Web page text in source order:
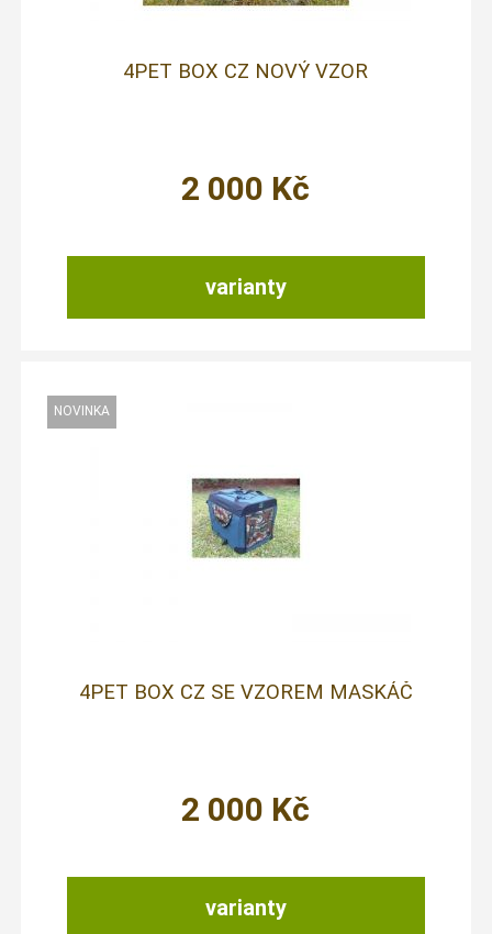
4PET BOX CZ NOVÝ VZOR
varianty
2 000 Kč
4PET BOX CZ SE VZOREM MASKÁČ
varianty
2 000 Kč